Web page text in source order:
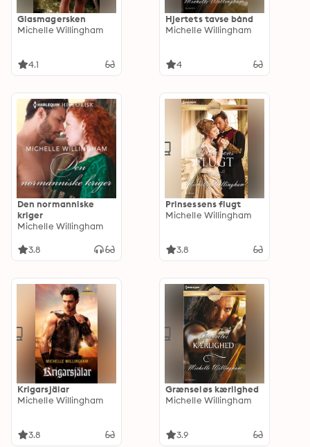
Glasmagersken
Michelle Willingham
4.1
Hjertets tavse bånd
Michelle Willingham
4
Den normanniske
kriger
Michelle Willingham
3.8
Prinsessens flugt
Michelle Willingham
3.8
Krigarsjälar
Michelle Willingham
3.8
Grænseløs kærlighed
Michelle Willingham
3.9